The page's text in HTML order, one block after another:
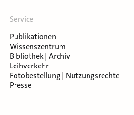
Service
Publikationen
Wissenszentrum
Bibliothek | Archiv
Leihverkehr
Fotobestellung | Nutzungsrechte
Presse